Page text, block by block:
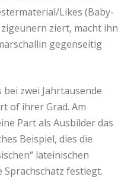
Likes (Baby-
ziert, macht ihn
gegenseitig
zwei Jahrtausende
of ihrer Grad. Am
Part als Ausbilder das
Beispiel, dies die
lateinischen
Sprachschatz festlegt.